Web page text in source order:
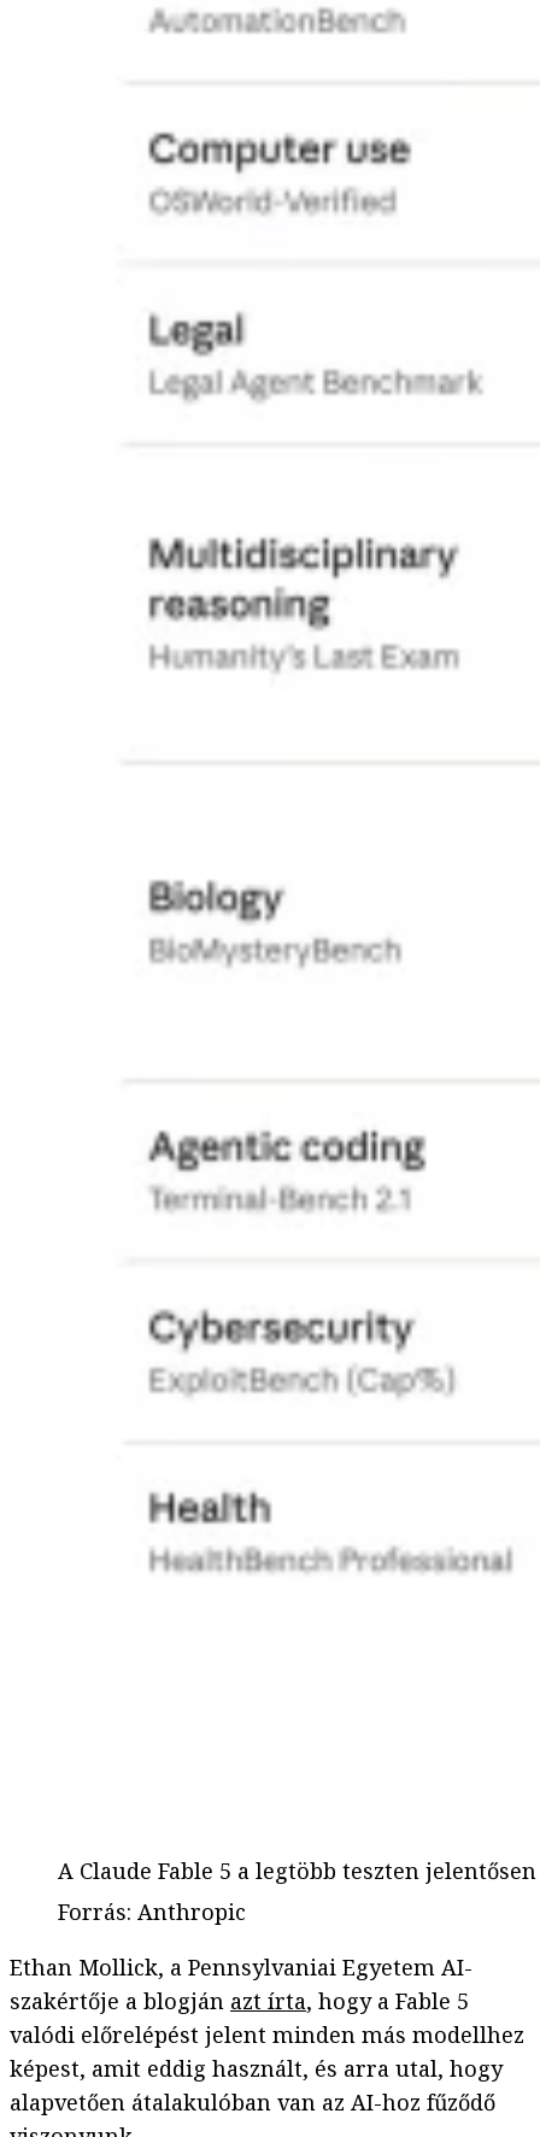
A Claude Fable 5 a legtöbb teszten
Forrás: Anthropic
Ethan Mollick, a Pennsylvaniai Egyetem AI-
szakértője a blogján azt írta, hogy a Fable 5
valódi előrelépést jelent minden más modellhez
képest, amit eddig használt, és arra utal, hogy
alapvetően átalakulóban van az AI-hoz fűződő